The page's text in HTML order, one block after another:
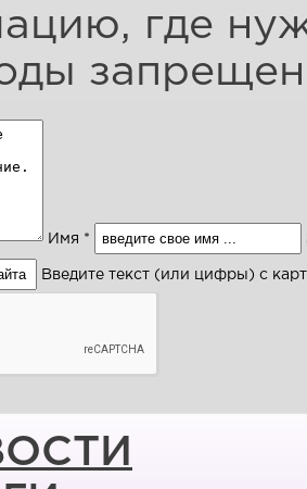
где
Имя *
Введите текст (или цифры) с